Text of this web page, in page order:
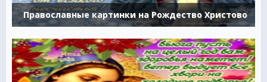
Православные картинки на Рождество Христово